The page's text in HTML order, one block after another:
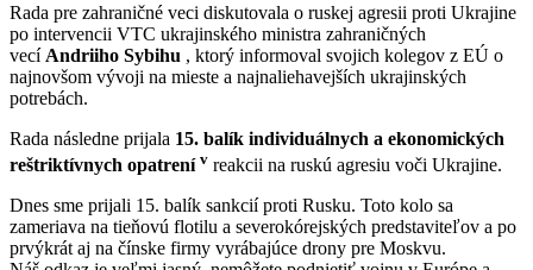
Rada pre zahraničné veci diskutovala o ruskej agresii proti Ukrajine
po intervencii VTC ukrajinského ministra zahraničných
vecí Andriiho Sybihu , ktorý informoval svojich kolegov z EÚ o
najnovšom vývoji na mieste a najnaliehavejších ukrajinských
potrebách.
Rada následne prijala 15. balík individuálnych a ekonomických
reštriktívnych opatrení v reakcii na ruskú agresiu voči Ukrajine.
Dnes sme prijali 15. balík sankcií proti Rusku. Toto kolo sa
zameriava na tieňovú flotilu a severokórejských predstaviteľov a po
prvýkrát aj na čínske firmy vyrábajúce drony pre Moskvu.